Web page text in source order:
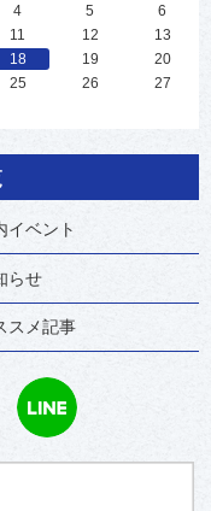
4 5
6
11 12
13
18 19
20
25 26
27
イベント
らせ
スメ記事